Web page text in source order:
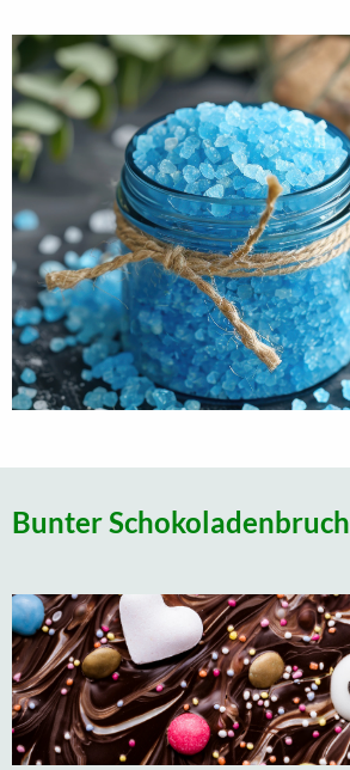
Bunter Schokoladenbruch